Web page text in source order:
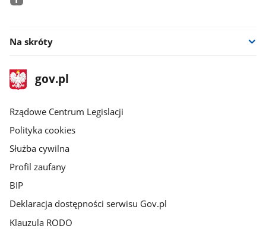
Na skróty
stopka
gov.plStrona
gov.pl
Rządowe Centrum Legislacji
Polityka cookies
Służba cywilna
Profil zaufany
BIP
Deklaracja dostępności serwisu Gov.pl
Klauzula RODO